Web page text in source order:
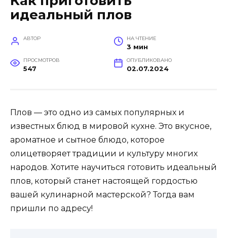
идеальный плов
АВТОР НА ЧТЕНИЕ
3 мин
ПРОСМОТРОВ
547
ОПУБЛИКОВАНО
02.07.2024
Плов — это одно из самых популярных и
известных блюд в мировой кухне. Это вкусное,
ароматное и сытное блюдо, которое
олицетворяет традиции и культуру многих
народов. Хотите научиться готовить идеальный
плов, который станет настоящей гордостью
вашей кулинарной мастерской? Тогда вам
пришли по адресу!